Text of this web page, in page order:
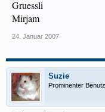
Gruessli
Mirjam
24. Januar 2007
Suzie
Prominenter